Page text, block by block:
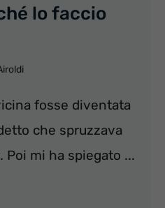
lo faccio
fosse diventata
che spruzzava
Poi mi ha spiegato ...